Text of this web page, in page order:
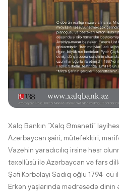
Xalq Bankın “Xalq Əmanəti”
Azərbaycan şairi, mütəfəkkiri,
Vazehin yaradıcılıq irsinə həsr
təxəllüsü ilə Azərbaycan və fars
Şəfi Kərbəlayi Sadıq oğlu 1794-cü
Erkən yaşlarında mədrəsədə dinin